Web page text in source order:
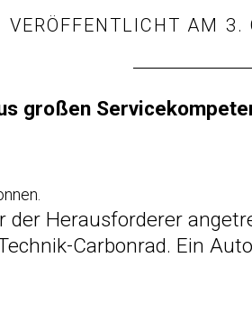
VERÖFFENTLICHT AM 3.
großen
der Herausforderer
Carbonrad. Ein